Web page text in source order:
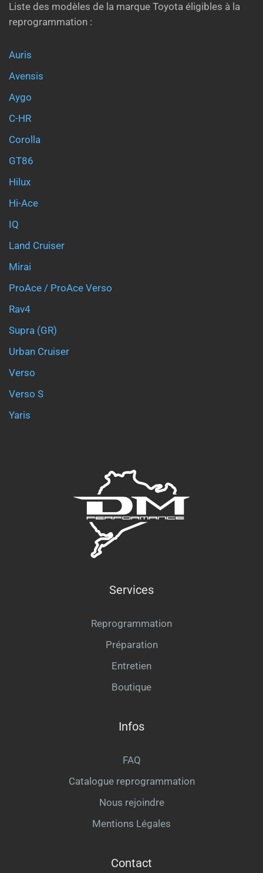
Liste des modèles de la marque Toyota éligibles à la
reprogrammation :
Auris
Avensis
Aygo
C-HR
Corolla
GT86
Hilux
Hi-Ace
IQ
Land Cruiser
Mirai
ProAce / ProAce Verso
Rav4
Supra (GR)
Urban Cruiser
Verso
Verso S
Yaris
Services
Reprogrammation
Préparation
Entretien
Boutique
Infos
FAQ
Catalogue reprogrammation
Nous rejoindre
Mentions Légales
Contact